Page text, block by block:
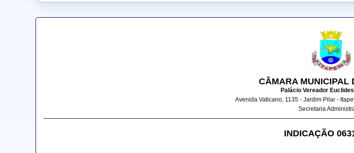
CÂMARA MUNICIPAL
Palácio Vereador
Avenida Vaticano, 1135 - Jardim Pilar -
Secretaria
INDICAÇÃO